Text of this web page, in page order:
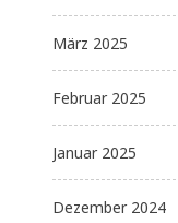
März 2025
Februar 2025
Januar 2025
Dezember 2024